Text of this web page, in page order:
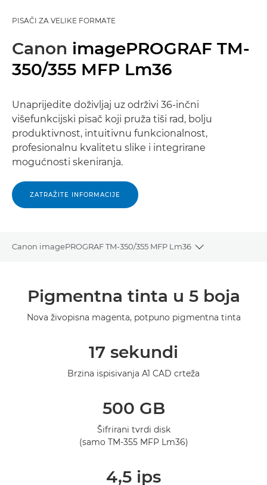
PISAČI ZA VELIKE FORMATE
Canon imagePROGRAF TM-
350/355 MFP Lm36
Unaprijedite doživljaj uz održivi 36-inčni
višefunkcijski pisač koji pruža tiši rad, bolju
produktivnost, intuitivnu funkcionalnost,
profesionalnu kvalitetu slike i integrirane
mogućnosti skeniranja.
ZATRAŽITE INFORMACIJE
Canon imagePROGRAF TM-350/355 MFP Lm36
Toggle
Tehnički podaci
Pigmentna tinta u 5 boja
Nova živopisna magenta, potpuno pigmentna tinta
17 sekundi
Brzina ispisivanja A1 CAD crteža
500 GB
Šifrirani tvrdi disk
(samo TM-355 MFP Lm36)
4,5 ips